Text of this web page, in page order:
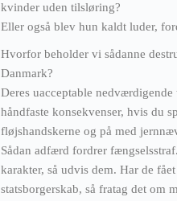
kvinder uden tilsløring?
Eller også blev hun kaldt luder,
Hvorfor beholder vi sådanne
Danmark?
Deres uacceptable
håndfaste konsekvenser, hvis du
fløjshandskerne og på med
Sådan adfærd fordrer
karakter, så udvis dem. Har de
statsborgerskab, så fratag det om